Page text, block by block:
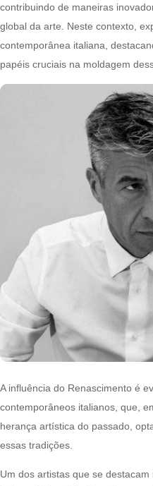
contribuindo de maneiras
global da arte. Neste contexto,
contemporânea italiana,
papéis cruciais na moldagem
A influência do Renascimento é
contemporâneos italianos, que,
herança artística do passado,
essas tradições.
Um dos artistas que se